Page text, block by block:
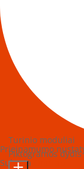
Prieinamumo
Sukurta
Turinio moduliai
Piktogramos dydis